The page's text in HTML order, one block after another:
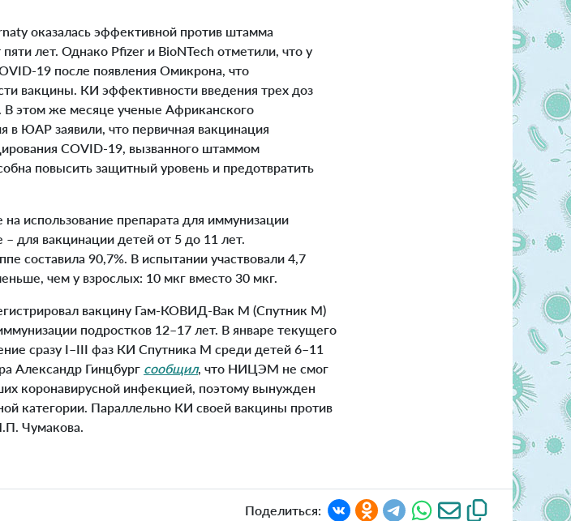
оказалась эффективной против штамма
лет. Однако Pfizer и BioNTech отметили, что у
19 после появления Омикрона, что
вакцины. КИ эффективности введения трех доз
В этом же месяце ученые Африканского
в ЮАР заявили, что первичная вакцинация
COVID-19, вызванного штаммом
повысить защитный уровень и предотвратить
использование препарата для иммунизации
– для вакцинации детей от 5 до 11 лет.
составила 90,7%. В испытании участвовали 4,7
чем у взрослых: 10 мкг вместо 30 мкг.
вакцину Гам-КОВИД-Вак М (Спутник М)
подростков 12–17 лет. В январе текущего
сразу I–III фаз КИ Спутника М среди детей 6–11
Александр Гинцбург сообщил, что НИЦЭМ не смог
коронавирусной инфекцией, поэтому вынужден
категории. Параллельно КИ своей вакцины против
Чумакова.
Поделиться: